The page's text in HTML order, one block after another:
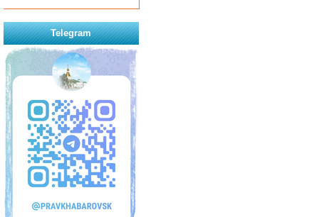
Telegram